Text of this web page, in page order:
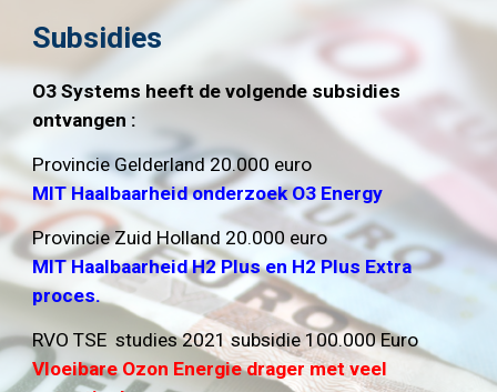
Subsidies
O3 Systems heeft de volgende subsidies
ontvangen :
Provincie Gelderland 20.000 euro
MIT Haalbaarheid onderzoekO3 Energy
Provincie Zuid Holland 20.000 euro
MIT Haalbaarheid H2 Plus en H2 Plus Extra
proces.
RVO TSE studies 2021 subsidie 100.000 Euro
Vloeibare Ozon Energie drager met veel